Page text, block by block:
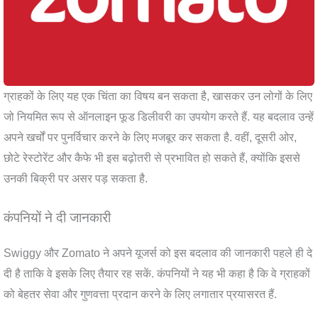
ग्राहकों के लिए यह एक चिंता का विषय बन सकता है, खासकर उन लोगों के लिए
जो नियमित रूप से ऑनलाइन फूड डिलीवरी का उपयोग करते हैं. यह बदलाव उन्हें
अपने खर्चों पर पुनर्विचार करने के लिए मजबूर कर सकता है. वहीं, दूसरी ओर,
छोटे रेस्टोरेंट और कैफे भी इस बढ़ोतरी से प्रभावित हो सकते हैं, क्योंकि इससे
उनकी बिक्री पर असर पड़ सकता है.
कंपनियों ने दी जानकारी
Swiggy और Zomato ने अपने यूजर्स को इस बदलाव की जानकारी पहले ही दे
दी है ताकि वे इसके लिए तैयार रह सकें. कंपनियों ने यह भी कहा है कि वे ग्राहकों
को बेहतर सेवा और गुणवत्ता प्रदान करने के लिए लगातार प्रयासरत हैं.